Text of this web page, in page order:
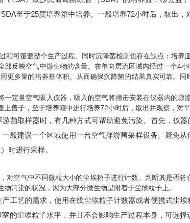
至于25度培养箱中培养。一般培养72小时后，取出
可覆盖整个生产过程。同时沉降菌检测也存在缺点：培
反映空气中微生物的含量。在单向层流区域内经过一个4
更多量的培养基体积。从而确保沉降菌的结果真实可靠。
定量空气吸入仪器，吸入的空气将撞击安装在仪器内的
盖子，至于培养箱中进行培养72小时后，取出并观察，对平
菌取样器时，有几种方式可帮助避免污染。首先，仪
般建议一个区域使用一台空气浮游菌采样设备。避免
时进行采样。
对空气中不同微粒大小的尘埃粒子进行计数。判断其是否
污染的状况，因为大部分微生物是附着于尘埃粒子上。
工艺的需求，使用在线尘埃粒子计数器或者便携式尘
的尘埃粒子水平，并且不会影响生产过程本身，可选